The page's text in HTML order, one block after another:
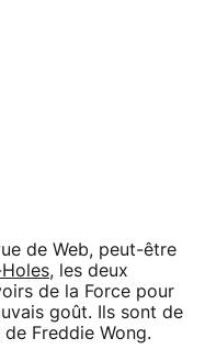
de Web, peut-être
, les deux
de la Force pour
goût. Ils sont de
Freddie Wong.